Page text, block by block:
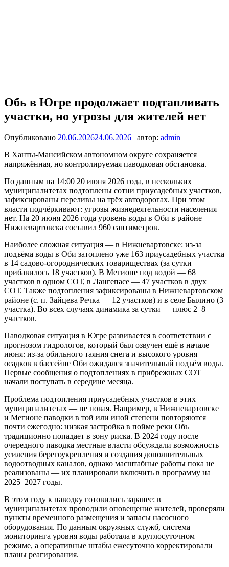
Обь в Югре продолжает подтапливать
участки, но угрозы для жителей нет
Опубликовано 20.06.202624.06.2026 | автор: admin
В Ханты‑Мансийском автономном округе сохраняется
напряжённая, но контролируемая паводковая обстановка.
По данным на 14:00 20 июня 2026 года, в нескольких
муниципалитетах подтоплены сотни приусадебных участков,
зафиксированы переливы на трёх автодорогах. При этом
власти подчёркивают: угрозы жизнедеятельности населения
нет. На 20 июня 2026 года уровень воды в Оби в районе
Нижневартовска составил 960 сантиметров.
Наиболее сложная ситуация — в Нижневартовске: из‑за
подъёма воды в Оби затоплено уже 163 приусадебных участка
в 14 садово‑огороднических товариществах (за сутки
прибавилось 18 участков). В Мегионе под водой — 68
участков в одном СОТ, в Лангепасе — 47 участков в двух
СОТ. Также подтопления зафиксированы в Нижневартовском
районе (с. п. Зайцева Речка — 12 участков) и в селе Былино (3
участка). Во всех случаях динамика за сутки — плюс 2–8
участков.
Паводковая ситуация в Югре развивается в соответствии с
прогнозом гидрологов, который был озвучен ещё в начале
июня: из‑за обильного таяния снега и высокого уровня
осадков в бассейне Оби ожидался значительный подъём воды.
Первые сообщения о подтоплениях в прибрежных СОТ
начали поступать в середине месяца.
Проблема подтопления приусадебных участков в этих
муниципалитетах — не новая. Например, в Нижневартовске
и Мегионе паводки в той или иной степени повторяются
почти ежегодно: низкая застройка в пойме реки Обь
традиционно попадает в зону риска. В 2024 году после
очередного паводка местные власти обсуждали возможность
усиления берегоукрепления и создания дополнительных
водоотводных каналов, однако масштабные работы пока не
реализованы — их планировали включить в программу на
2025–2027 годы.
В этом году к паводку готовились заранее: в
муниципалитетах проводили оповещение жителей, проверяли
пункты временного размещения и запасы насосного
оборудования. По данным окружных служб, система
мониторинга уровня воды работала в круглосуточном
режиме, а оперативные штабы ежесуточно корректировали
планы реагирования.